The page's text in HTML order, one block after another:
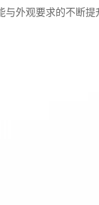
与外观要求的不断